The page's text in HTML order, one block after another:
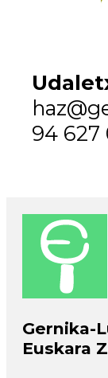
94 627
Gernika-
Euskara